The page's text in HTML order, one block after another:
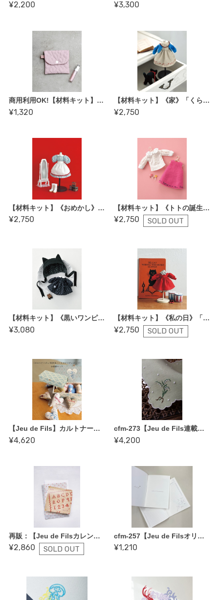
¥2,200 ¥3,300
商用利用OK!【材料キット】《ふた付きキルティングポーチ》_Baby＆Kids Handmadeオリジナル(レシピなし)（kit-0122)
¥1,320
【材料キット】《家》「くらはしれいの夢みるドール服」掲載（kit-0068)
¥2,750
【材料キット】《おめかし》「くらはしれいの夢みるドール服」掲載（kit-0064)
¥2,750
【材料キット】《トトの誕生日》「くらはしれいの夢みるドール服」掲載（kit-0065)
¥2,750 SOLD OUT
【材料キット】《黒いワンピース》「くらはしれいの夢みるドール服」掲載（kit-0067)
¥3,080
【材料キット】《私の日》「くらはしれいの夢みるドール服」掲載（kit-0066)
¥2,750 SOLD OUT
【Jeu de Fils】カルトナージュソーイングボックス＆ハートピンクッションの 材料セット】※コットンフレンド春号vol.90
¥4,620
cfm-273【Jeu de Fils連載キット／ハンカチ〜スズランが作れる材料キット コットンフレンド夏号 vol.83掲載】
¥4,200
再販：【Jeu de Filsカレンダー】2024年カレンダー＆刺しゅう図案セット
¥2,860 SOLD OUT
cfm-257【Jeu de Filsオリジナル 刺しゅうノート】
¥1,210